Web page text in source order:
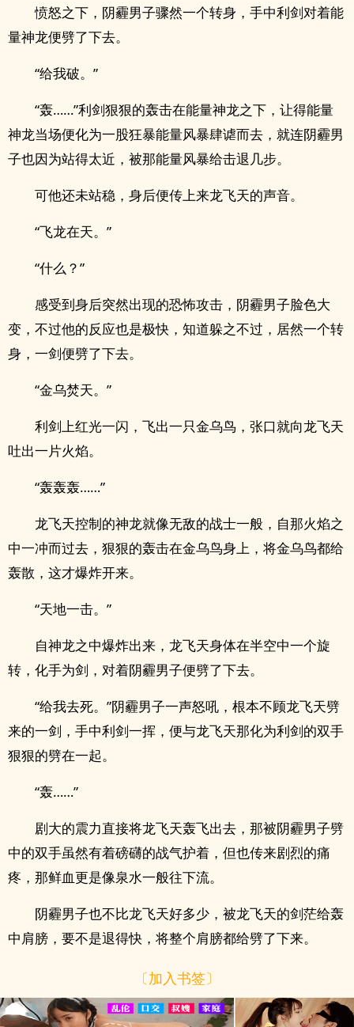
愤怒之下，阴霾男子骤然一个转身，手中利剑对着能
量神龙便劈了下去。
“给我破。”
“轰……”利剑狠狠的轰击在能量神龙之下，让得能量
神龙当场便化为一股狂暴能量风暴肆谑而去，就连阴霾男
子也因为站得太近，被那能量风暴给击退几步。
可他还未站稳，身后便传上来龙飞天的声音。
“飞龙在天。”
“什么？”
感受到身后突然出现的恐怖攻击，阴霾男子脸色大
变，不过他的反应也是极快，知道躲之不过，居然一个转
身，一剑便劈了下去。
“金乌焚天。”
利剑上红光一闪，飞出一只金乌鸟，张口就向龙飞天
吐出一片火焰。
“轰轰轰……”
龙飞天控制的神龙就像无敌的战士一般，自那火焰之
中一冲而过去，狠狠的轰击在金乌鸟身上，将金乌鸟都给
轰散，这才爆炸开来。
“天地一击。”
自神龙之中爆炸出来，龙飞天身体在半空中一个旋
转，化手为剑，对着阴霾男子便劈了下去。
“给我去死。”阴霾男子一声怒吼，根本不顾龙飞天劈
来的一剑，手中利剑一挥，便与龙飞天那化为利剑的双手
狠狠的劈在一起。
“轰……”
剧大的震力直接将龙飞天轰飞出去，那被阴霾男子劈
中的双手虽然有着磅礴的战气护着，但也传来剧烈的痛
疼，那鲜血更是像泉水一般往下流。
阴霾男子也不比龙飞天好多少，被龙飞天的剑茫给轰
中肩膀，要不是退得快，将整个肩膀都给劈了下来。
〔加入书签〕